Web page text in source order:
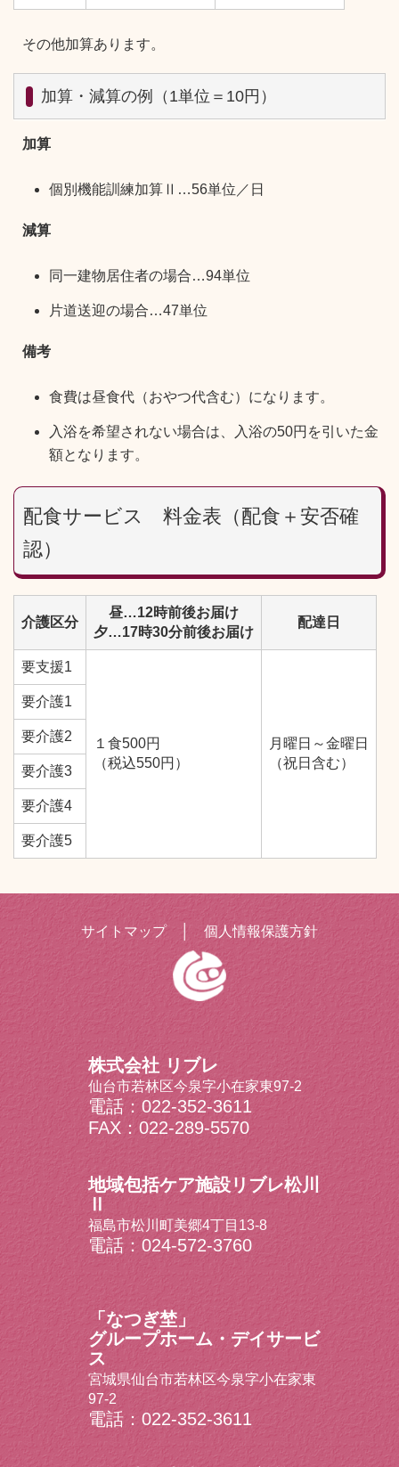
その他加算あります。
加算・減算の例（1単位＝10円）
加算
個別機能訓練加算Ⅱ…56単位／日
減算
同一建物居住者の場合…94単位
片道送迎の場合…47単位
備考
食費は昼食代（おやつ代含む）になります。
入浴を希望されない場合は、入浴の50円を引いた金
額となります。
配食サービス 料金表（配食＋安否確
認）
介護区分
昼…12時前後お届け
夕…17時30分前後お届け
配達日
要支援1
１食500円
（税込550円）
月曜日～金曜日
（祝日含む）
要介護1
要介護2
要介護3
要介護4
要介護5
サイトマップ│ 個人情報保護方針
株式会社 リブレ
仙台市若林区今泉字小在家東97-2
電話：022-352-3611
FAX：022-289-5570
地域包括ケア施設リブレ松川
Ⅱ
福島市松川町美郷4丁目13-8
電話：024-572-3760
「なつぎ埜」
グループホーム・デイサービ
ス
宮城県仙台市若林区今泉字小在家東
97-2
電話：022-352-3611